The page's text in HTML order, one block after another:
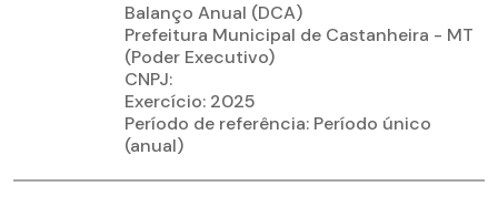
Balanço Anual (DCA)
Prefeitura Municipal de Castanheira - MT
(Poder Executivo)
CNPJ:
Exercício: 2025
Período de referência: Período único
(anual)